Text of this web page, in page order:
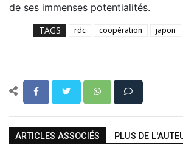
de ses immenses potentialités.
TAGS rdc coopération japon
ARTICLES ASSOCIÉS PLUS DE